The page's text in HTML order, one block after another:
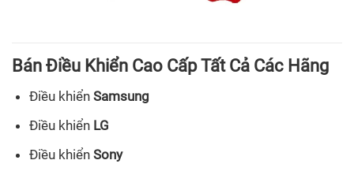
Bán Điều Khiển Cao Cấp Tất Cả Các Hãng
Điều khiểnSamsung
Điều khiển LG
Điều khiểnSony